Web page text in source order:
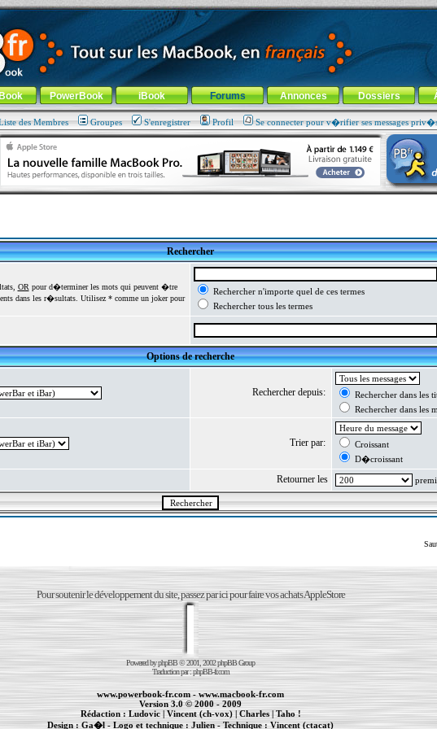
!
général-Aller au menu de la rubrique
PowerBook iBook Forums Annonces Dossiers
des Membres Groupes S'enregistrer Profil Se connecter pour v�rifier ses messages
Rechercher
OR pour d�terminer les mots qui peuvent �tre
dans les r�sultats. Utilisez * comme un joker pour
Rechercher n'importe quel de ces termes
Rechercher tous les termes
Options de recherche
Rechercher depuis:
Rechercher dans les
Rechercher dans les
Trier par:
Croissant
D�croissant
Retourner les
Pour soutenir le développement du site, passez par ici pour faire vos achats AppleStore
Powered byphpBB© 2001, 2002 phpBB Group
Traduction par :phpBB-fr.com
www.powerbook-fr.com-www.macbook-fr.com
Version 3.0 © 2000 - 2009
Rédaction :Ludovic| Vincent (ch-vox)|Charles| Taho !
Design : Ga�l - Logo et technique : Julien - Technique :Vincent (ctacat)